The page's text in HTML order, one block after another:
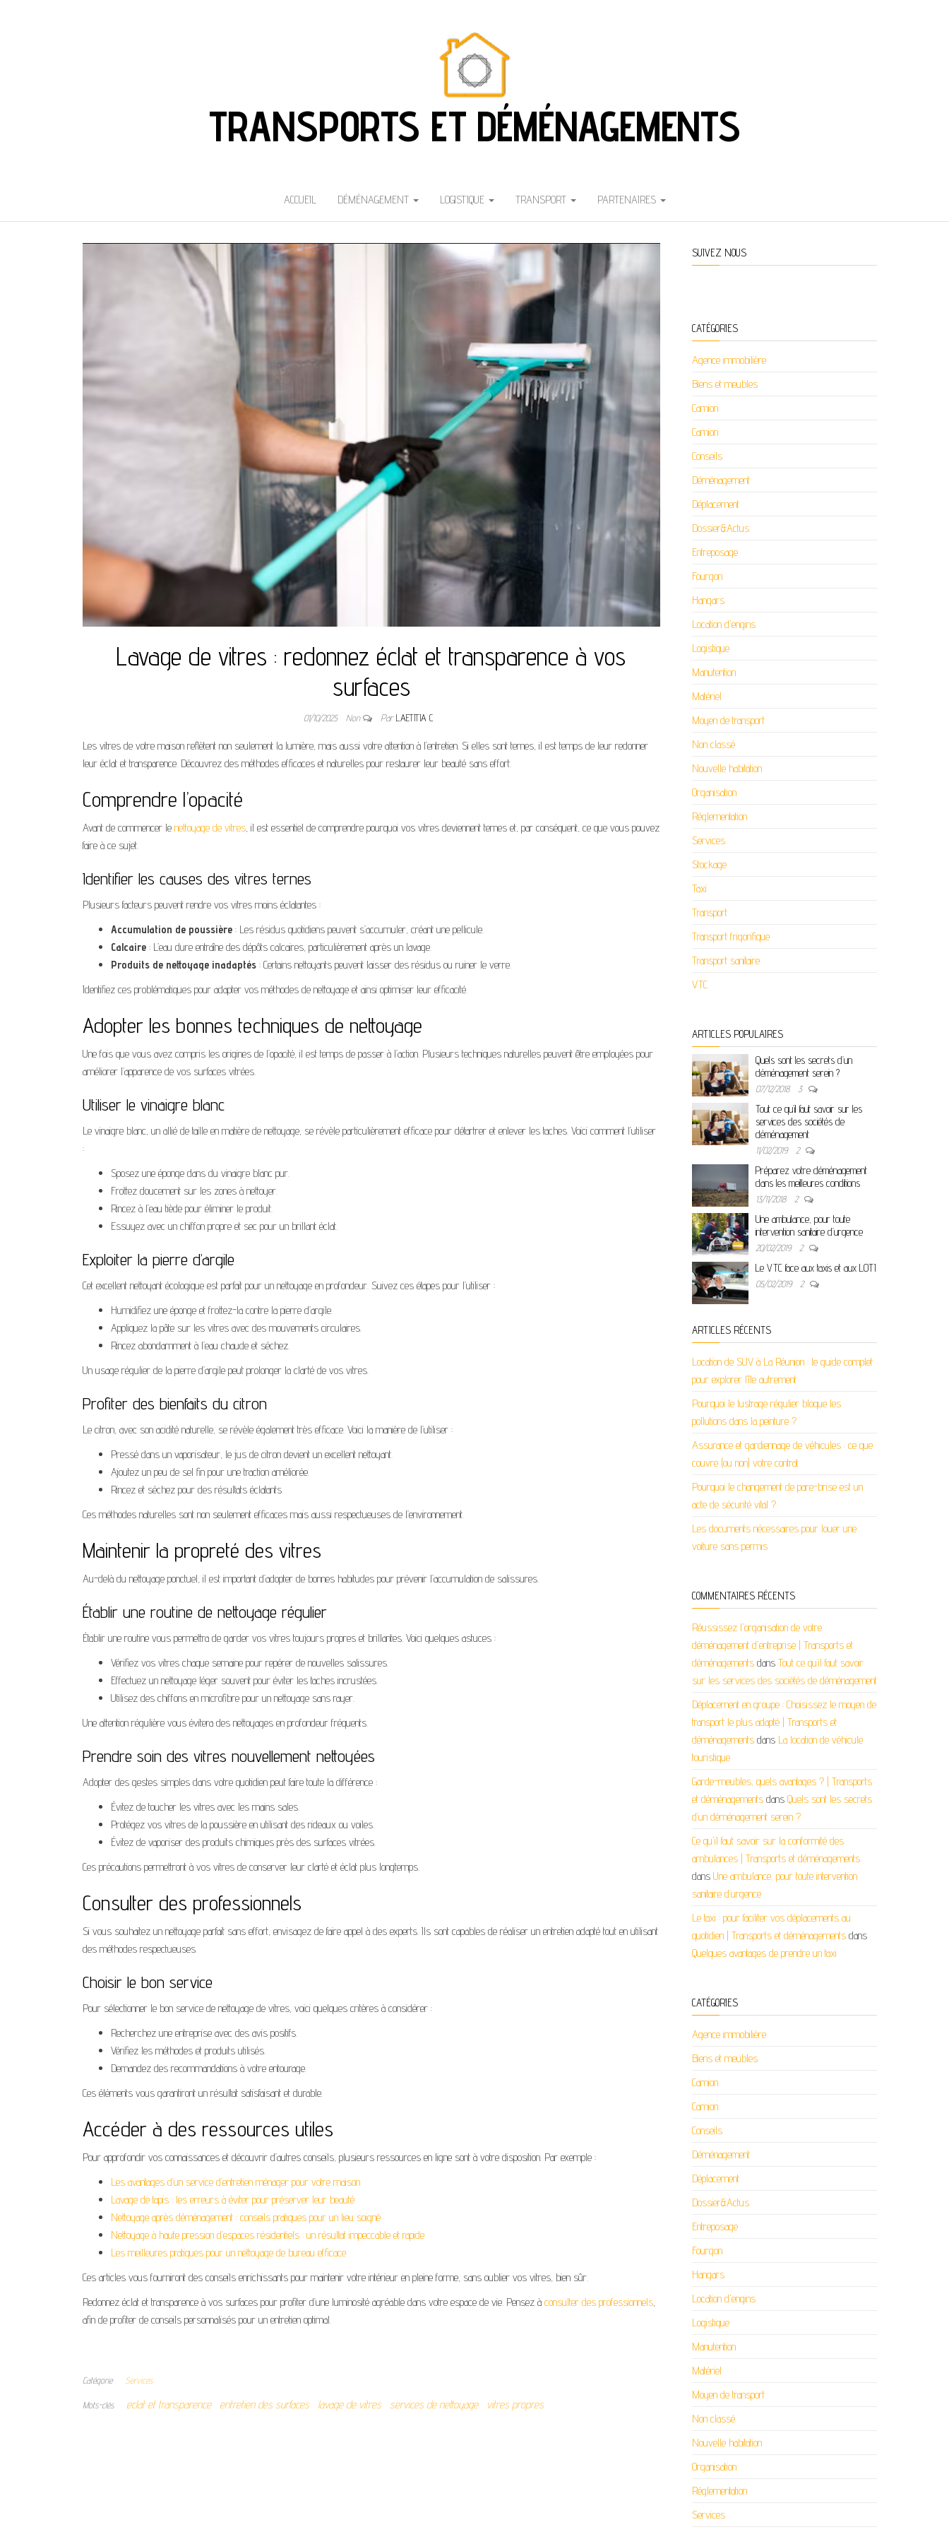
TRANSPORTS ET DÉMÉNAGEMENTS
ACCUEIL DÉMÉNAGEMENT LOGISTIQUE TRANSPORT PARTENAIRES
Lavage de vitres : redonnez éclat et transparence à vos
surfaces
01/10/2025 Non ParLAETITIA C
Les vitres de votre maison reflètent non seulement la lumière, mais aussi votre attention à l’entretien. Si elles sont ternes, il est temps de leur redonner
leur éclat et transparence. Découvrez des méthodes efficaces et naturelles pour restaurer leur beauté sans effort.
Comprendre l’opacité
Avant de commencer le nettoyage de vitres , il est essentiel de comprendre pourquoi vos vitres deviennent ternes et, par conséquent, ce que vous pouvez
faire à ce sujet.
Identifier les causes des vitres ternes
Plusieurs facteurs peuvent rendre vos vitres moins éclatantes :
Accumulation de poussière : Les résidus quotidiens peuvent s’accumuler, créant une pellicule.
Calcaire : L’eau dure entraîne des dépôts calcaires, particulièrement après un lavage.
Produits de nettoyage inadaptés : Certains nettoyants peuvent laisser des résidus ou ruiner le verre.
Identifiez ces problématiques pour adapter vos méthodes de nettoyage et ainsi optimiser leur efficacité.
Adopter les bonnes techniques de nettoyage
Une fois que vous avez compris les origines de l’opacité, il est temps de passer à l’action. Plusieurs techniques naturelles peuvent être employées pour
améliorer l’apparence de vos surfaces vitrées.
Utiliser le vinaigre blanc
Le vinaigre blanc, un allié de taille en matière de nettoyage, se révèle particulièrement efficace pour détartrer et enlever les taches. Voici comment l’utiliser
:
Sposez une éponge dans du vinaigre blanc pur.
Frottez doucement sur les zones à nettoyer.
Rincez à l’eau tiède pour éliminer le produit.
Essuyez avec un chiffon propre et sec pour un brillant éclat.
Exploiter la pierre d’argile
Cet excellent nettoyant écologique est parfait pour un nettoyage en profondeur. Suivez ces étapes pour l’utiliser :
Humidifiez une éponge et frottez-la contre la pierre d’argile.
Appliquez la pâte sur les vitres avec des mouvements circulaires.
Rincez abondamment à l’eau chaude et séchez.
Un usage régulier de la pierre d’argile peut prolonger la clarté de vos vitres.
Profiter des bienfaits du citron
Le citron, avec son acidité naturelle, se révèle également très efficace. Voici la manière de l’utiliser :
Pressé dans un vaporisateur, le jus de citron devient un excellent nettoyant.
Ajoutez un peu de sel fin pour une traction améliorée.
Rincez et séchez pour des résultats éclatants.
Ces méthodes naturelles sont non seulement efficaces mais aussi respectueuses de l’environnement.
Maintenir la propreté des vitres
Au-delà du nettoyage ponctuel, il est important d’adopter de bonnes habitudes pour prévenir l’accumulation de salissures.
Établir une routine de nettoyage régulier
Établir une routine vous permettra de garder vos vitres toujours propres et brillantes. Voici quelques astuces :
Vérifiez vos vitres chaque semaine pour repérer de nouvelles salissures.
Effectuez un nettoyage léger souvent pour éviter les taches incrustées.
Utilisez des chiffons en microfibre pour un nettoyage sans rayer.
Une attention régulière vous évitera des nettoyages en profondeur fréquents.
Prendre soin des vitres nouvellement nettoyées
Adopter des gestes simples dans votre quotidien peut faire toute la différence :
Évitez de toucher les vitres avec les mains sales.
Protégez vos vitres de la poussière en utilisant des rideaux ou voiles.
Évitez de vaporiser des produits chimiques près des surfaces vitrées.
Ces précautions permettront à vos vitres de conserver leur clarté et éclat plus longtemps.
Consulter des professionnels
Si vous souhaitez un nettoyage parfait sans effort, envisagez de faire appel à des experts. Ils sont capables de réaliser un entretien adapté tout en utilisant
des méthodes respectueuses.
Choisir le bon service
Pour sélectionner le bon service de nettoyage de vitres, voici quelques critères à considérer :
Recherchez une entreprise avec des avis positifs.
Vérifiez les méthodes et produits utilisés.
Demandez des recommandations à votre entourage.
Ces éléments vous garantiront un résultat satisfaisant et durable.
Accéder à des ressources utiles
Pour approfondir vos connaissances et découvrir d’autres conseils, plusieurs ressources en ligne sont à votre disposition. Par exemple :
Les avantages d’un service d’entretien ménager pour votre maison
Lavage de tapis : les erreurs à éviter pour préserver leur beauté
Nettoyage après déménagement : conseils pratiques pour un lieu soigné
Nettoyage à haute pression d’espaces résidentiels : un résultat impeccable et rapide
Les meilleures pratiques pour un nettoyage de bureau efficace
Ces articles vous fourniront des conseils enrichissants pour maintenir votre intérieur en pleine forme, sans oublier vos vitres, bien sûr.
Redonnez éclat et transparence à vos surfaces pour profiter d’une luminosité agréable dans votre espace de vie. Pensez à consulter des professionnels
afin de profiter de conseils personnalisés pour un entretien optimal.
Catégorie Services
Mots-clés eclat et transparence entretien des surfaces lavage de vitres services de nettoyage vitres propres
SUIVEZ NOUS
CATÉGORIES
Agence immobilière
Biens et meubles
Camion
Camion
Conseils
Déménagement
Déplacement
Dossier&Actus
Entreposage
Fourgon
Hangars
Location d'engins
Logistique
Manutention
Matériel
Moyen de transport
Non classé
Nouvelle habitation
Organisation
Réglementation
Services
Stockage
Taxi
Transport
Transport frigorifique
Transport sanitaire
VTC
ARTICLES POPULAIRES
Quels sont les secrets d’un
déménagement serein ?
07/12/2018 3
Tout ce qu’il faut savoir sur les
services des sociétés de
déménagement
11/02/2019 2
Préparez votre déménagement
dans les meilleures conditions
13/11/2018 2
Une ambulance, pour toute
intervention sanitaire d’urgence
20/02/2019 2
Le VTC face aux taxis et aux LOTI
05/02/2019 2
ARTICLES RÉCENTS
Location de SUV à La Réunion : le guide complet
pour explorer l’île autrement
Pourquoi le lustrage régulier bloque les
pollutions dans la peinture ?
Assurance et gardiennage de véhicules : ce que
couvre (ou non) votre contrat
Pourquoi le changement de pare-brise est un
acte de sécurité vital ?
Les documents nécessaires pour louer une
voiture sans permis
COMMENTAIRES RÉCENTS
Réussissez l'organisation de votre
déménagement d'entreprise | Transports et
déménagementsdans Tout ce qu’il faut savoir
sur les services des sociétés de déménagement
Déplacement en groupe : Choisissez le moyen de
transport le plus adapté | Transports et
déménagementsdans La location de véhicule
touristique
Garde-meubles, quels avantages ? | Transports
et déménagementsdans Quels sont les secrets
d’un déménagement serein ?
Ce qu'il faut savoir sur la conformité des
ambulances | Transports et déménagements
dans Une ambulance, pour toute intervention
sanitaire d’urgence
Le taxi : pour faciliter vos déplacements au
quotidien | Transports et déménagementsdans
Quelques avantages de prendre un taxi
CATÉGORIES
Agence immobilière
Biens et meubles
Camion
Camion
Conseils
Déménagement
Déplacement
Dossier&Actus
Entreposage
Fourgon
Hangars
Location d'engins
Logistique
Manutention
Matériel
Moyen de transport
Non classé
Nouvelle habitation
Organisation
Réglementation
Services